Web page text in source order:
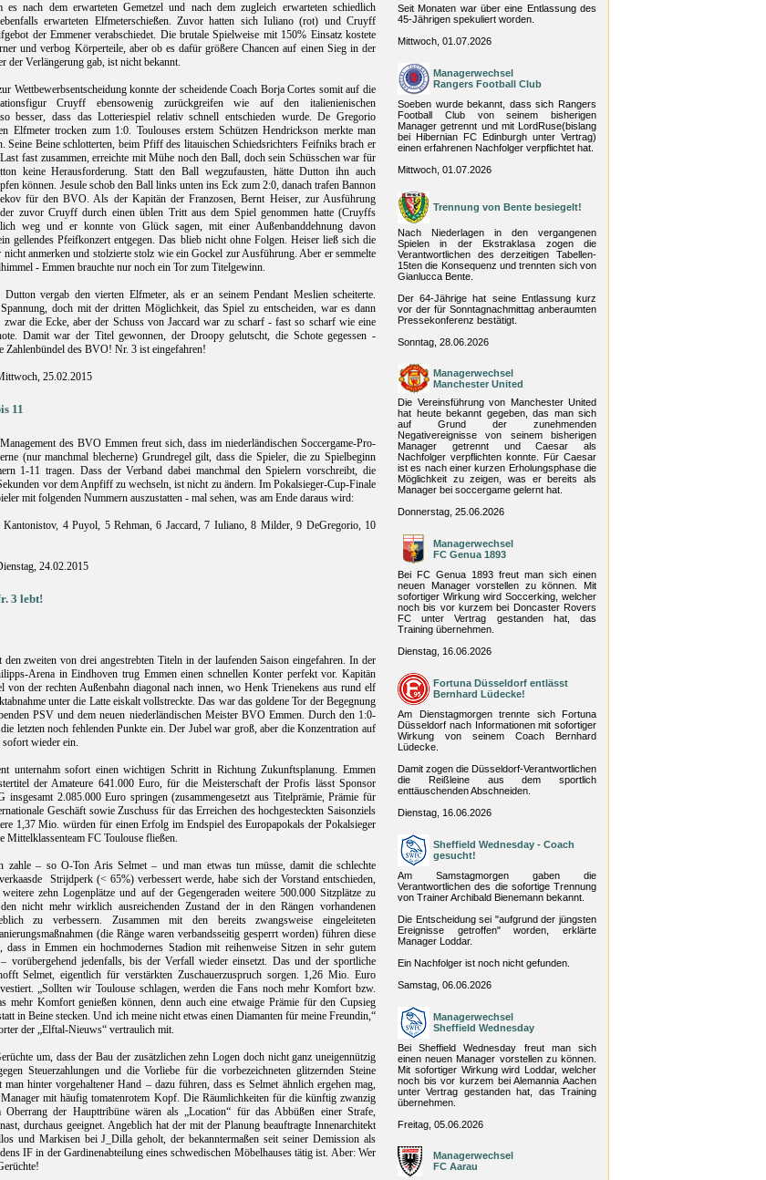
es nach dem erwarteten Gemetzel und nach dem zugleich erwarteten schiedlich
erwarteten Elfmeterschießen. Zuvor hatten sich Iuliano (rot) und Cruyff
der Emmener verabschiedet. Die brutale Spielweise mit 150% Einsatz kostete
und verbog Körperteile, aber ob es dafür größere Chancen auf einen Sieg in der
der Verlängerung gab, ist nicht bekannt.
Wettbewerbsentscheidung konnte der scheidende Coach Borja Cortes somit auf die
Cruyff ebensowenig zurückgreifen wie auf den italienienischen
besser, dass das Lotteriespiel relativ schnell entschieden wurde. De Gregorio
Elfmeter trocken zum 1:0. Toulouses erstem Schützen Hendrickson merkte man
Seine Beine schlotterten, beim Pfiff des litauischen Schiedsrichters Feifniks brach er
fast zusammen, erreichte mit Mühe noch den Ball, doch sein Schüsschen war für
keine Herausforderung. Statt den Ball wegzufausten, hätte Dutton ihn auch
können. Jesule schob den Ball links unten ins Eck zum 2:0, danach trafen Bannon
für den BVO. Als der Kapitän der Franzosen, Bernt Heiser, zur Ausführung
zuvor Cruyff durch einen üblen Tritt aus dem Spiel genommen hatte (Cruyffs
weg und er konnte von Glück sagen, mit einer Außenbanddehnung davon
gellendes Pfeifkonzert entgegen. Das blieb nicht ohne Folgen. Heiser ließ sich die
nicht anmerken und stolzierte stolz wie ein Gockel zur Ausführung. Aber er semmelte
- Emmen brauchte nur noch ein Tor zum Titelgewinn.
Dutton vergab den vierten Elfmeter, als er an seinem Pendant Meslien scheiterte.
doch mit der dritten Möglichkeit, das Spiel zu entscheiden, war es dann
die Ecke, aber der Schuss von Jaccard war zu scharf - fast so scharf wie eine
Damit war der Titel gewonnen, der Droopy gelutscht, die Schote gegessen -
Zahlenbündel des BVO! Nr. 3 ist eingefahren!
25.02.2015
11
des BVO Emmen freut sich, dass im niederländischen Soccergame-Pro-
(nur manchmal blecherne) Grundregel gilt, dass die Spieler, die zu Spielbeginn
1-11 tragen. Dass der Verband dabei manchmal den Spielern vorschreibt, die
vor dem Anpfiff zu wechseln, ist nicht zu ändern. Im Pokalsieger-Cup-Finale
mit folgenden Nummern auszustatten - mal sehen, was am Ende daraus wird:
4 Puyol, 5 Rehman, 6 Jaccard, 7 Iuliano, 8 Milder, 9 DeGregorio, 10
24.02.2015
3 lebt!
zweiten von drei angestrebten Titeln in der laufenden Saison eingefahren. In der
Arena in Eindhoven trug Emmen einen schnellen Konter perfekt vor. Kapitän
von der rechten Außenbahn diagonal nach innen, wo Henk Trienekens aus rund elf
unter die Latte eiskalt vollstreckte. Das war das goldene Tor der Begegnung
PSV und dem neuen niederländischen Meister BVO Emmen. Durch den 1:0-
letzten noch fehlenden Punkte ein. Der Jubel war groß, aber die Konzentration auf
sofort wieder ein.
unternahm sofort einen wichtigen Schritt in Richtung Zukunftsplanung. Emmen
der Amateure 641.000 Euro, für die Meisterschaft der Profis lässt Sponsor
insgesamt 2.085.000 Euro springen (zusammengesetzt aus Titelprämie, Prämie für
Geschäft sowie Zuschuss für das Erreichen des hochgesteckten Saisonziels
1,37 Mio. würden für einen Erfolg im Endspiel des Europapokals der Pokalsieger
Mittelklassenteam FC Toulouse fließen.
zahle – so O-Ton Aris Selmet – und man etwas tun müsse, damit die schlechte
Strijdperk (< 65%) verbessert werde, habe sich der Vorstand entschieden,
zehn Logenplätze und auf der Gegengeraden weitere 500.000 Sitzplätze zu
nicht mehr wirklich ausreichenden Zustand der in den Rängen vorhandenen
zu verbessern. Zusammen mit den bereits zwangsweise eingeleiteten
(die Ränge waren verbandsseitig gesperrt worden) führen diese
dass in Emmen ein hochmodernes Stadion mit reihenweise Sitzen in sehr gutem
vorübergehend jedenfalls, bis der Verfall wieder einsetzt. Das und der sportliche
Selmet, eigentlich für verstärkten Zuschauerzuspruch sorgen. 1,26 Mio. Euro
„Sollten wir Toulouse schlagen, werden die Fans noch mehr Komfort bzw.
mehr Komfort genießen können, denn auch eine etwaige Prämie für den Cupsieg
in Beine stecken. Und ich meine nicht etwas einen Diamanten für meine Freundin,“
der „Elftal-Nieuws“ vertraulich mit.
um, dass der Bau der zusätzlichen zehn Logen doch nicht ganz uneigennützig
Steuerzahlungen und die Vorliebe für die vorbezeichneten glitzernden Steine
hinter vorgehaltener Hand – dazu führen, dass es Selmet ähnlich ergehen mag,
mit häufig tomatenrotem Kopf. Die Räumlichkeiten für die künftig zwanzig
Oberrang der Haupttribüne wären als „Location“ für das Abbüßen einer Strafe,
durchaus geeignet. Angeblich hat der mit der Planung beauftragte Innenarchitekt
und Markisen bei J_Dilla geholt, der bekanntermaßen seit seiner Demission als
IF in der Gardinenabteilung eines schwedischen Möbelhauses tätig ist. Aber: Wer
Seit Monaten war über eine Entlassung des
45-Jährigen spekuliert worden.
Mittwoch, 01.07.2026
Managerwechsel
Rangers Football Club
Soeben wurde bekannt, dass sich Rangers
Football Club von seinem bisherigen
Manager getrennt und mit LordRuse(bislang
bei Hibernian FC Edinburgh unter Vertrag)
einen erfahrenen Nachfolger verpflichtet hat.
Mittwoch, 01.07.2026
Trennung von Bente besiegelt!
Nach Niederlagen in den vergangenen
Spielen in der Ekstraklasa zogen die
Verantwortlichen des derzeitigen Tabellen-
15ten die Konsequenz und trennten sich von
Gianlucca Bente.
Der 64-Jährige hat seine Entlassung kurz
vor der für Sonntagnachmittag anberaumten
Pressekonferenz bestätigt.
Sonntag, 28.06.2026
Managerwechsel
Manchester United
Die Vereinsführung von Manchester United
hat heute bekannt gegeben, das man sich
auf Grund der zunehmenden
Negativereignisse von seinem bisherigen
Manager getrennt und Caesar als
Nachfolger verpflichten konnte. Für Caesar
ist es nach einer kurzen Erholungsphase die
Möglichkeit zu zeigen, was er bereits als
Manager bei soccergame gelernt hat.
Donnerstag, 25.06.2026
Managerwechsel
FC Genua 1893
Bei FC Genua 1893 freut man sich einen
neuen Manager vorstellen zu können. Mit
sofortiger Wirkung wird Soccerking, welcher
noch bis vor kurzem bei Doncaster Rovers
FC unter Vertrag gestanden hat, das
Training übernehmen.
Dienstag, 16.06.2026
Fortuna Düsseldorf entlässt
Bernhard Lüdecke!
Am Dienstagmorgen trennte sich Fortuna
Düsseldorf nach Informationen mit sofortiger
Wirkung von seinem Coach Bernhard
Lüdecke.
Damit zogen die Düsseldorf-Verantwortlichen
die Reißleine aus dem sportlich
enttäuschenden Abschneiden.
Dienstag, 16.06.2026
Sheffield Wednesday - Coach
gesucht!
Am Samstagmorgen gaben die
Verantwortlichen des die sofortige Trennung
von Trainer Archibald Bienemann bekannt.
Die Entscheidung sei "aufgrund der jüngsten
Ereignisse getroffen" worden, erklärte
Manager Loddar.
Ein Nachfolger ist noch nicht gefunden.
Samstag, 06.06.2026
Managerwechsel
Sheffield Wednesday
Bei Sheffield Wednesday freut man sich
einen neuen Manager vorstellen zu können.
Mit sofortiger Wirkung wird Loddar, welcher
noch bis vor kurzem bei Alemannia Aachen
unter Vertrag gestanden hat, das Training
übernehmen.
Freitag, 05.06.2026
Managerwechsel
FC Aarau